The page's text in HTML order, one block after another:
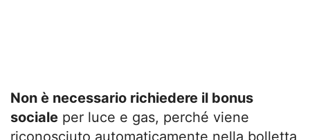
Non è necessario richiedere il bonus
sociale per luce e gas, perché viene
riconosciuto automaticamente nella bolletta